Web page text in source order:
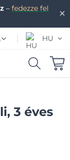
✕
– fedezze fel
HU
3 éves